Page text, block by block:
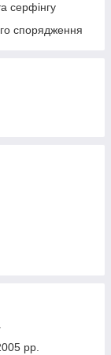
серфінгу
спорядження
рр.